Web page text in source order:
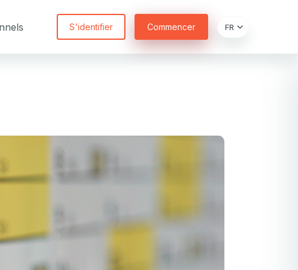
S'identifier Commencer